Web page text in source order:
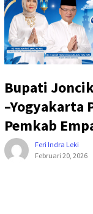
Bupati
–Yogyakarta
Pemkab
Feri Indra Leki
Februari 20, 2026